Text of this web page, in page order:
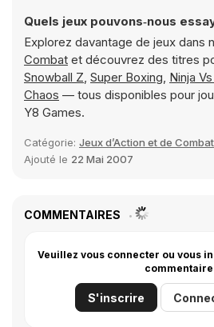
Quels jeux pouvons‑nous
Explorez davantage de jeux dans
Combat et découvrez des titres
Snowball Z, Super Boxing, Ninja
Chaos — tous disponibles pour
Y8 Games.
Catégorie: Jeux d’Action et de Combat
Ajouté le 22 Mai 2007
COMMENTAIRES
Veuillez vous connecter ou vous
commentaire
S'inscrire